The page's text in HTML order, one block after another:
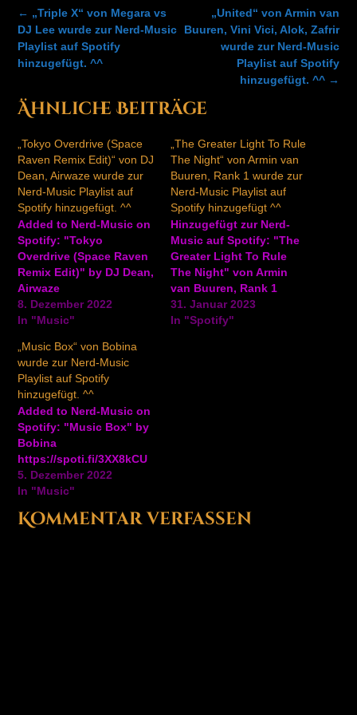
Post
navigation
„United“ von Armin van
Buuren, Vini Vici, Alok, Zafrir
wurde zur Nerd-Music
Playlist auf Spotify
hinzugefügt. ^^ →
← „Triple X“ von Megara vs
DJ Lee wurde zur Nerd-Music
Playlist auf Spotify
hinzugefügt. ^^
Ähnliche Beiträge
„Tokyo Overdrive (Space
Raven Remix Edit)“ von DJ
Dean, Airwaze wurde zur
Nerd-Music Playlist auf
Spotify hinzugefügt. ^^
Added to Nerd-Music on
Spotify: "Tokyo
Overdrive (Space Raven
Remix Edit)" by DJ Dean,
Airwaze
https://ift.tt/OXZGWHu
8. Dezember 2022
In "Music"
„The Greater Light To Rule
The Night“ von Armin van
Buuren, Rank 1 wurde zur
Nerd-Music Playlist auf
Spotify hinzugefügt ^^
Hinzugefügt zur Nerd-
Music auf Spotify: "The
Greater Light To Rule
The Night" von Armin
van Buuren, Rank 1
https://ift.tt/0XD8mlh
31. Januar 2023
In "Spotify"
„Music Box“ von Bobina
wurde zur Nerd-Music
Playlist auf Spotify
hinzugefügt. ^^
Added to Nerd-Music on
Spotify: "Music Box" by
Bobina
https://spoti.fi/3XX8kCU
5. Dezember 2022
In "Music"
Kommentar verfassen